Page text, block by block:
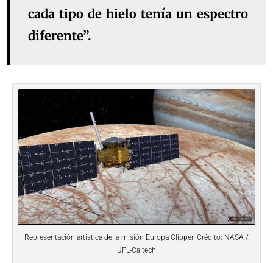
cada tipo de hielo tenía un espectro
diferente”.
Representación artística de la misión Europa Clipper. Crédito: NASA /
JPL-Caltech